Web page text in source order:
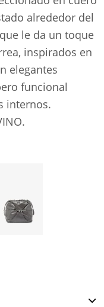
alrededor del
le da un toque
inspirados en
elegantes
funcional
internos.